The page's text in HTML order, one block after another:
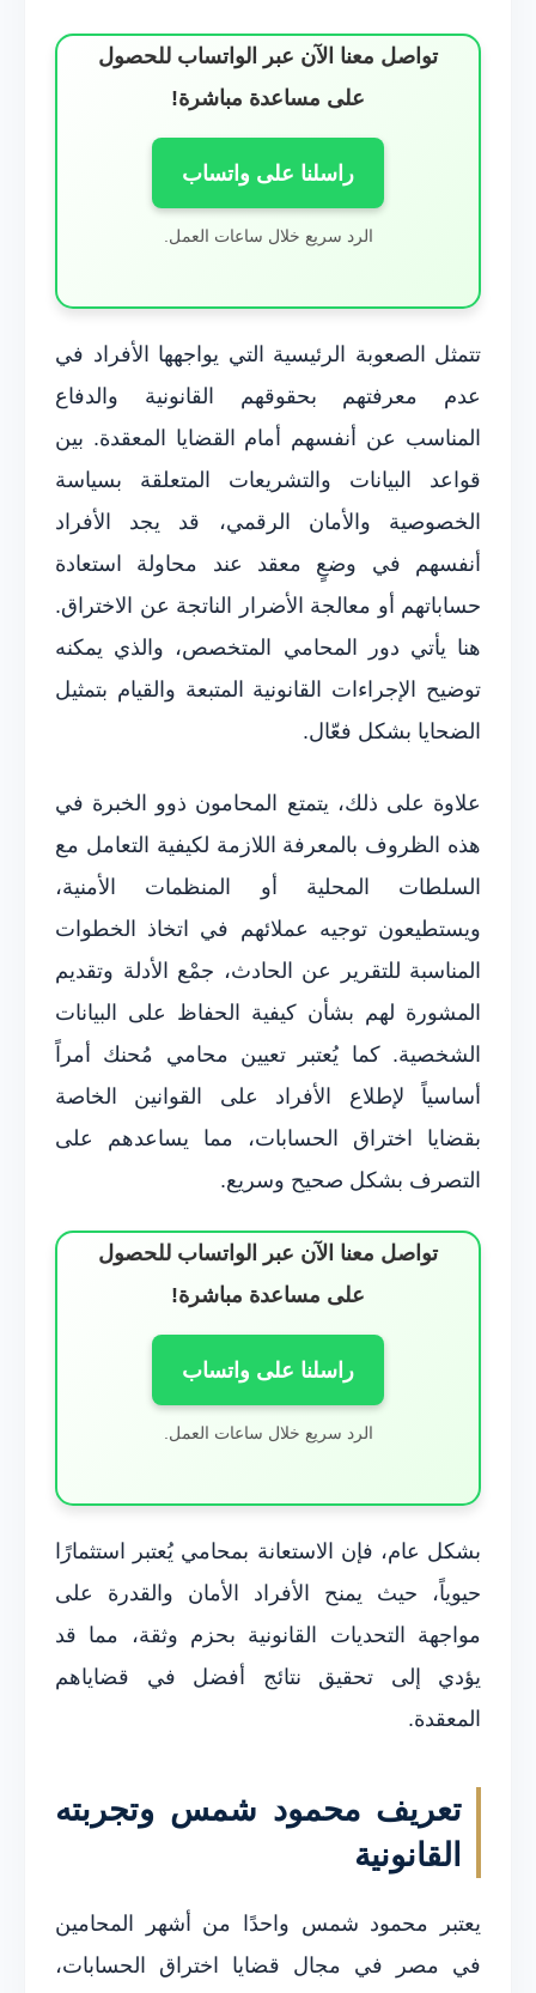
تواصل معنا الآن عبر الواتساب للحصول
على مساعدة مباشرة!
راسلنا على واتساب
الرد سريع خلال ساعات العمل.
تتمثل الصعوبة الرئيسية التي يواجهها الأفراد في
عدم معرفتهم بحقوقهم القانونية والدفاع
المناسب عن أنفسهم أمام القضايا المعقدة. بين
قواعد البيانات والتشريعات المتعلقة بسياسة
الخصوصية والأمان الرقمي، قد يجد الأفراد
أنفسهم في وضعٍ معقد عند محاولة استعادة
حساباتهم أو معالجة الأضرار الناتجة عن الاختراق.
هنا يأتي دور المحامي المتخصص، والذي يمكنه
توضيح الإجراءات القانونية المتبعة والقيام بتمثيل
الضحايا بشكل فعّال.
علاوة على ذلك، يتمتع المحامون ذوو الخبرة في
هذه الظروف بالمعرفة اللازمة لكيفية التعامل مع
السلطات المحلية أو المنظمات الأمنية،
ويستطيعون توجيه عملائهم في اتخاذ الخطوات
المناسبة للتقرير عن الحادث، جمْع الأدلة وتقديم
المشورة لهم بشأن كيفية الحفاظ على البيانات
الشخصية. كما يُعتبر تعيين محامي مُحنك أمراً
أساسياً لإطلاع الأفراد على القوانين الخاصة
بقضايا اختراق الحسابات، مما يساعدهم على
التصرف بشكل صحيح وسريع.
تواصل معنا الآن عبر الواتساب للحصول
على مساعدة مباشرة!
راسلنا على واتساب
الرد سريع خلال ساعات العمل.
بشكل عام، فإن الاستعانة بمحامي يُعتبر استثمارًا
حيوياً، حيث يمنح الأفراد الأمان والقدرة على
مواجهة التحديات القانونية بحزم وثقة، مما قد
يؤدي إلى تحقيق نتائج أفضل في قضاياهم
المعقدة.
تعريف محمود شمس وتجربته
القانونية
يعتبر محمود شمس واحدًا من أشهر المحامين
في مصر في مجال قضايا اختراق الحسابات،